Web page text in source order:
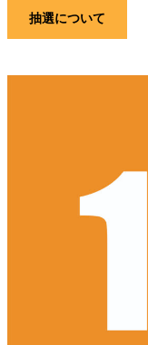
抽選について